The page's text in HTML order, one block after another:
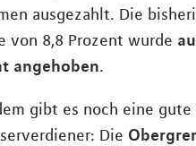
ausgezahlt. Die
von 8,8 Prozent wurde
angehoben.
gibt es noch eine
Die